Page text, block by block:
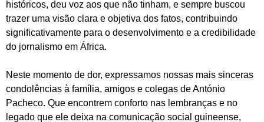
históricos, deu voz aos que não tinham, e sempre buscou
trazer uma visão clara e objetiva dos fatos, contribuindo
significativamente para o desenvolvimento e a credibilidade
do jornalismo em África.
Neste momento de dor, expressamos nossas mais sinceras
condolências à família, amigos e colegas de António
Pacheco. Que encontrem conforto nas lembranças e no
legado que ele deixa na comunicação social guineense,